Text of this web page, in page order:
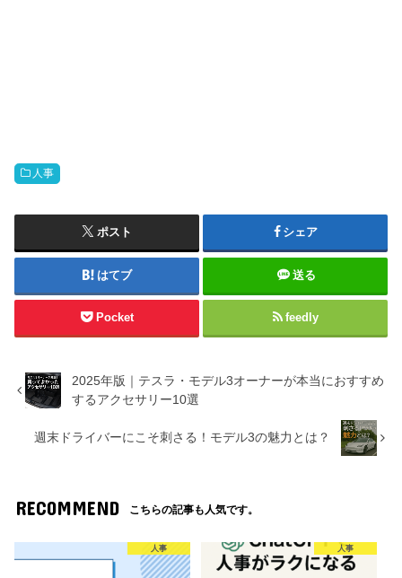
人事
ポスト シェア
はてブ 送る
Pocket feedly
2025年版｜テスラ・モデル3オーナーが本当におすすめ
するアクセサリー10選
週末ドライバーにこそ刺さる！モデル3の魅力とは？
RECOMMEND こちらの記事も人気です。
人事 人事